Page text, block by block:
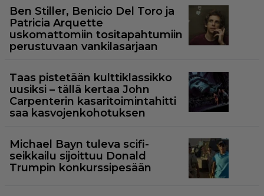
Ben Stiller, Benicio Del Toro ja
Patricia Arquette
uskomattomiin tositapahtumiin
perustuvaan vankilasarjaan
Taas pistetään kulttiklassikko
uusiksi – tällä kertaa John
Carpenterin kasaritoimintahitti
saa kasvojenkohotuksen
Michael Bayn tuleva scifi-
seikkailu sijoittuu Donald
Trumpin konkurssipesään